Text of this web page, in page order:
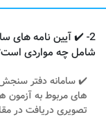
2- ✔️ آیین نامه
شامل چه مواردی
✔️ سامانه دفتر سنجش
های مربوط به آزمون
تصویری دریافت در